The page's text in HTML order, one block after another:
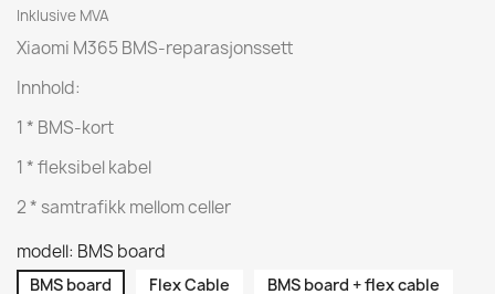
Inklusive MVA
Xiaomi M365 BMS-reparasjonssett
Innhold:
1 * BMS-kort
1 * fleksibel kabel
2 * samtrafikk mellom celler
modell: BMS board
BMS board Flex Cable BMS board + flex cable